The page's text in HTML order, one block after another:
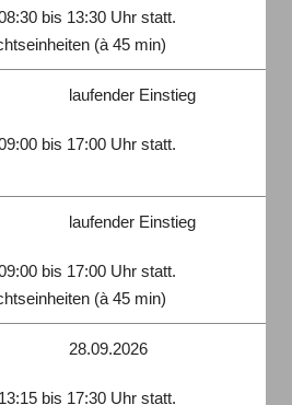
bis 13:30 Uhr statt.
(à 45 min)
laufender Einstieg
bis 17:00 Uhr statt.
laufender Einstieg
bis 17:00 Uhr statt.
(à 45 min)
28.09.2026
bis 17:30 Uhr statt.